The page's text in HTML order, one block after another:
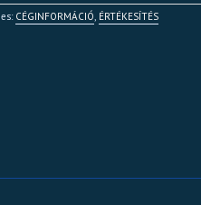
CÉGINFORMÁCIÓ, ÉRTÉKESÍTÉS